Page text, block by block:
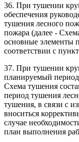
36. При тушении
обеспечения
тушения лесного
пожара (далее -
основные элементы
соответствии с
37. При тушении
планируемый период
Схема тушения
период тушения
тушения, в связи с
вноситься
случае
план выполнения